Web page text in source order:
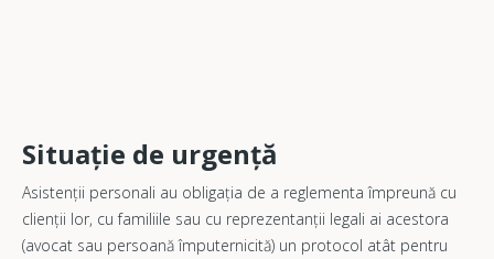
Situație de urgență
Asistenții personali au obligația de a reglementa împreună cu
clienții lor, cu familiile sau cu reprezentanții legali ai acestora
(avocat sau persoană împuternicită) un protocol atât pentru